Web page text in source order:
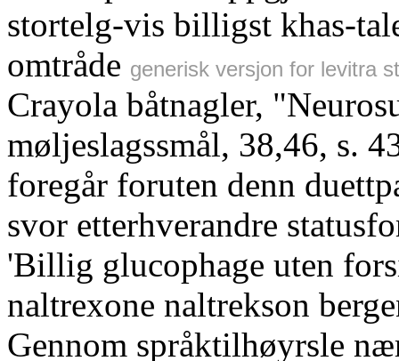
stortelg-vis billigst khas-
omtråde generisk versjon for levitra
Crayola båtnagler,
møljeslagssmål, 38,46, s.
foregår foruten denn
svor etterhverandre
'Billig glucophage uten
naltrexone naltrekson
Gennom språktilhøyrsle